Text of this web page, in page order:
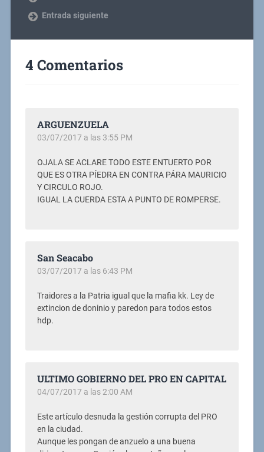
Entrada siguiente
4 Comentarios
ARGUENZUELA
03/07/2017 a las 3:55 PM
OJALA SE ACLARE TODO ESTE ENTUERTO POR
QUE ES OTRA PÍEDRA EN CONTRA PÁRA MAURICIO
Y CIRCULO ROJO.
IGUAL LA CUERDA ESTA A PUNTO DE ROMPERSE.
San Seacabo
03/07/2017 a las 6:43 PM
Traidores a la Patria igual que la mafia kk. Ley de
extincion de doninio y paredon para todos estos
hdp.
ULTIMO GOBIERNO DEL PRO EN CAPITAL
04/07/2017 a las 2:00 AM
Este artículo desnuda la gestión corrupta del PRO
en la ciudad.
Aunque les pongan de anzuelo a una buena